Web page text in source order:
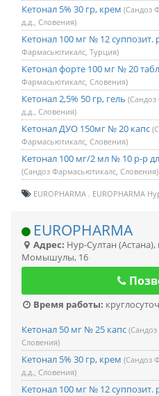
Кетонал 5% 30 гр, крем (Сандоз
д.д., Словения)
Кетонал 100 мг № 12 суппозит.
Фармасьютикалс, Турция)
Кетонал форте 100 мг № 20 табл
Фармасьютикалс, Словения)
Кетонал 2,5% 50 гр, гель
д.д., Словения)
Кетонал ДУО 150мг № 20 капс
Фармасьютикалс, Словения)
Кетонал 100 мг/2 мл № 10 р-р
(Сандоз Фармасьютикалс, Словения)
EUROPHARMA EUROPHARMA
EUROPHARMA
Адрес: Нур-Султан (Астана),
Момышулы, 16
Время работы:
Кетонал 50 мг № 25 капс
Словения)
Кетонал 5% 30 гр, крем (Сандоз
д.д., Словения)
Кетонал 100 мг № 12 суппозит.